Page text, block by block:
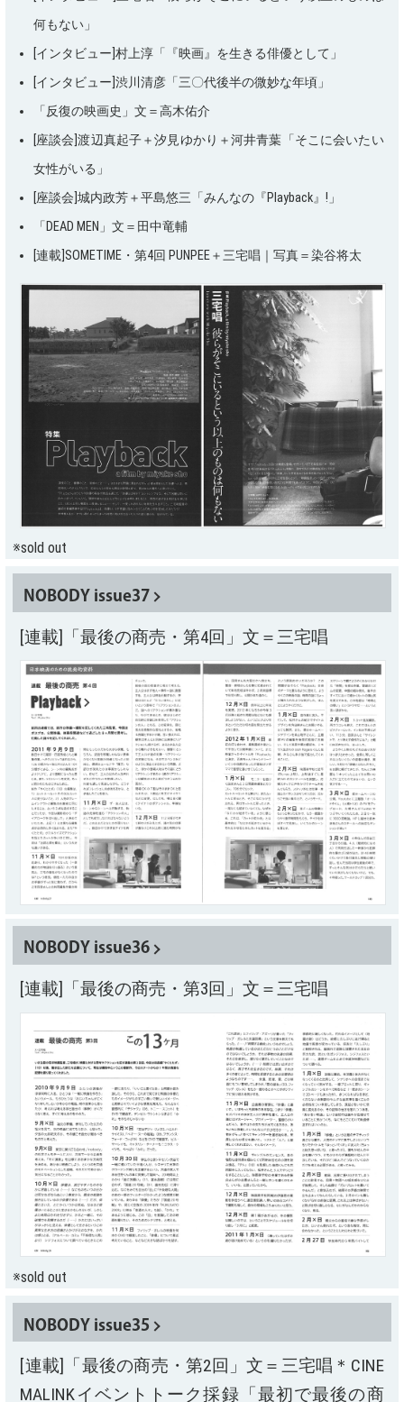
何もない」
[インタビュー]村上淳「『映画』を生きる俳優として」
[インタビュー]渋川清彦「三〇代後半の微妙な年頃」
「反復の映画史」文＝高木佑介
[座談会]渡辺真起子＋汐見ゆかり＋河井青葉「そこに会いたい
女性がいる」
[座談会]城内政芳＋平島悠三「みんなの『Playback』!」
「DEAD MEN」文＝田中竜輔
[連載]SOMETIME・第4回 PUNPEE＋三宅唱｜写真＝染谷将太
※sold out
NOBODY issue37
[連載]「最後の商売・第4回」文＝三宅唱
NOBODY issue36
[連載]「最後の商売・第3回」文＝三宅唱
※sold out
NOBODY issue35
[連載]「最後の商売・第2回」文＝三宅唱＊CINE
MALINKイベントトーク採録「最初で最後の商